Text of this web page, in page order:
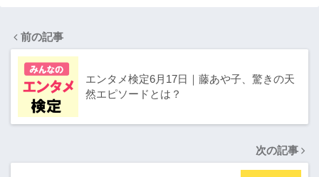
前の記事
エンタメ検定6月17日｜藤あや子、驚きの天
然エピソードとは？
次の記事